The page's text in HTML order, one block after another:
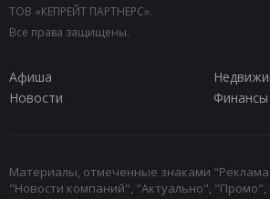
ТОВ «КЕПРЕЙТ ПАРТНЕРС».
Все права защищены.
Афиша
Новости
Финансы
Материалы, отмеченные знаками
"Новости компаний", "Актуально", "Промо",